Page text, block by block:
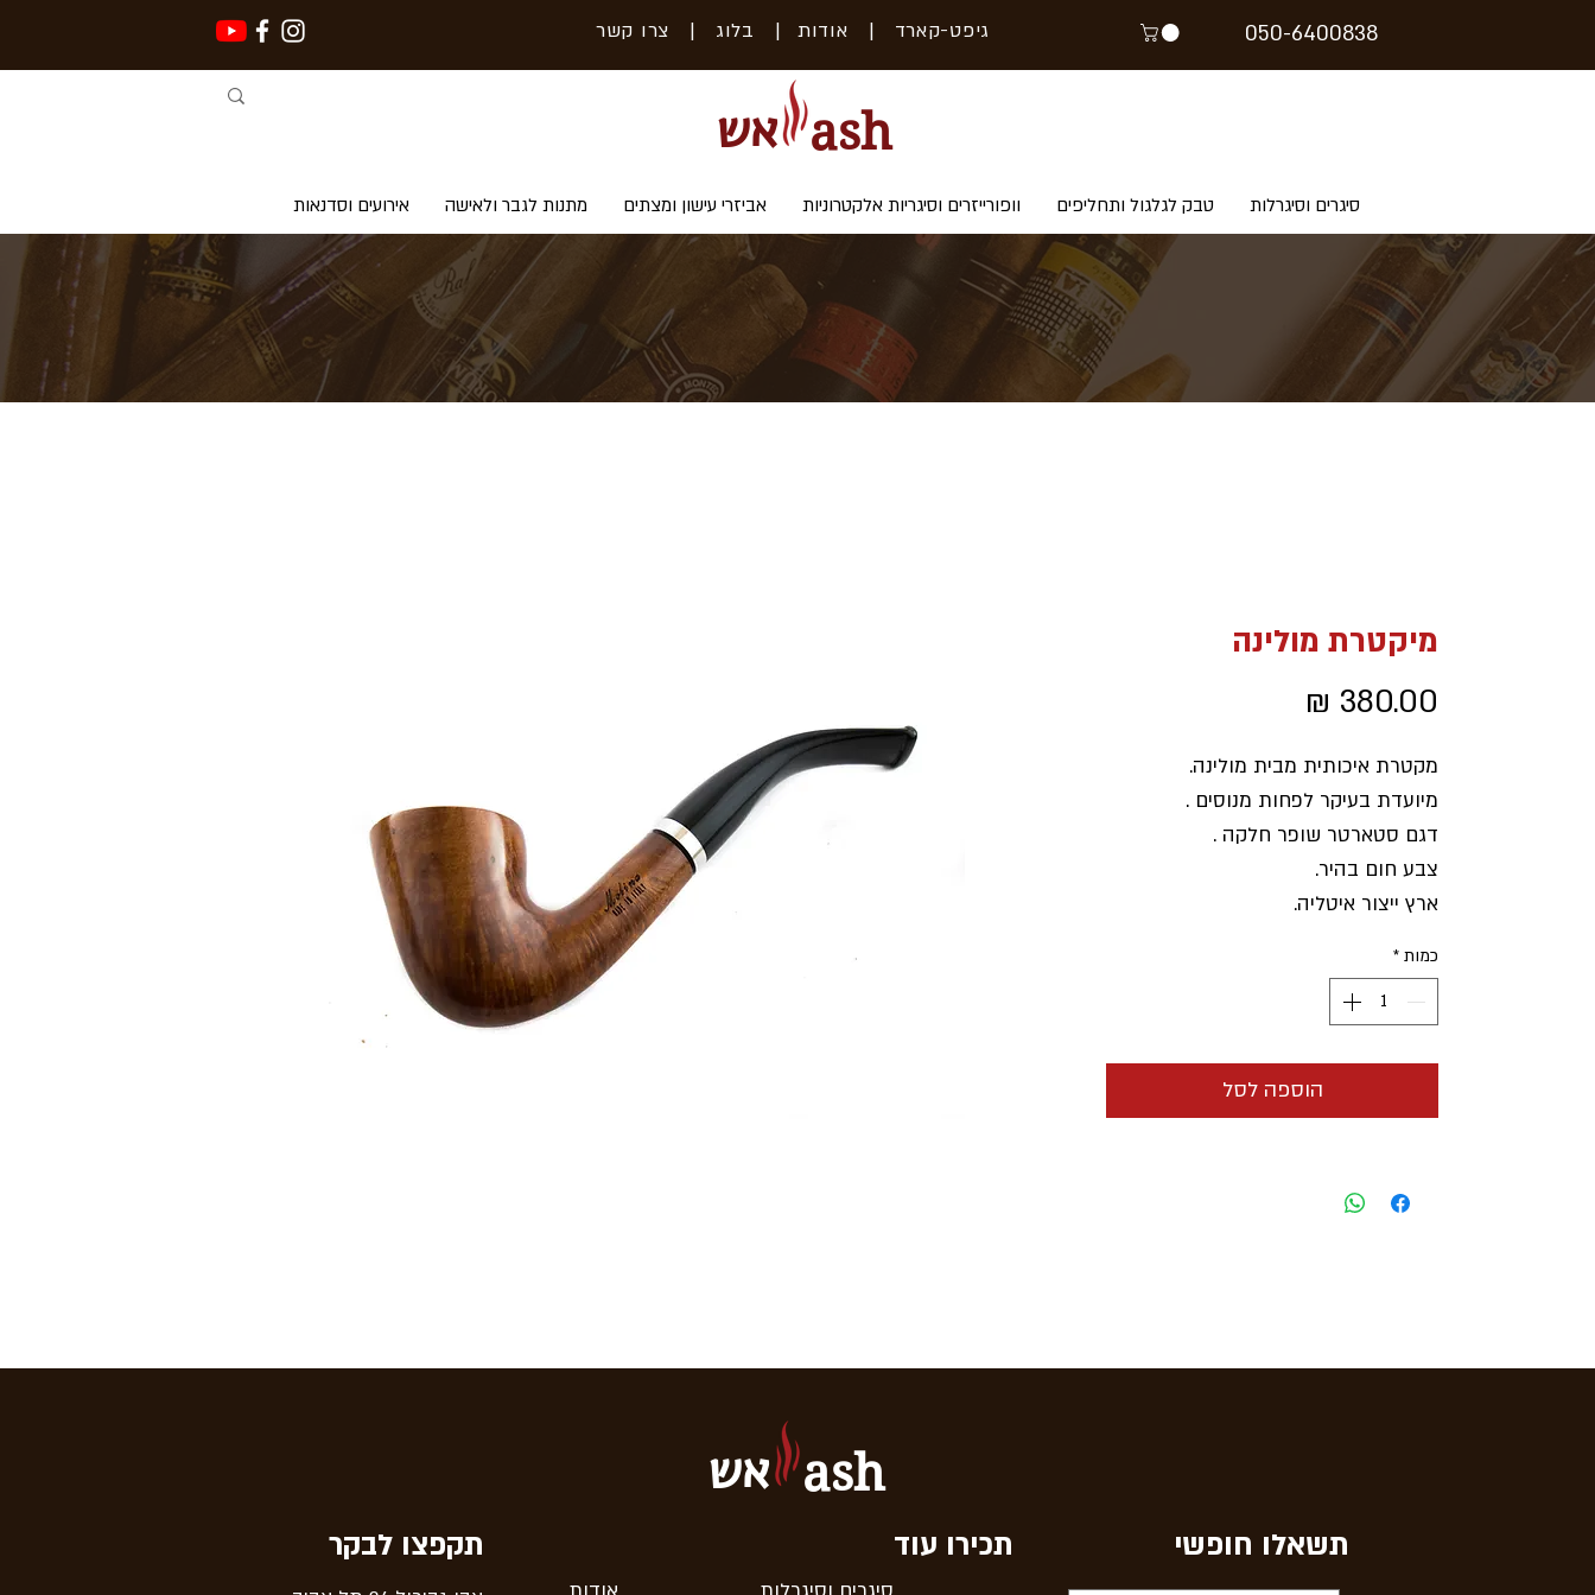
גיפט-קארד | אודות | בלוג | צרו קשר 050-6400838
אש ash
סיגרים וסיגרלות טבק לגלגול ותחליפים וופורייזרים וסיגריות אלקטרוניות אביזרי עישון ומצתים מתנות לגבר ולאישה אירועים וסדנאות
מיקטרת מולינה
מקטרת איכותית מבית מולינה.
מיועדת בעיקר לפחות מנוסים .
דגם סטארטר שופר חלקה .
צבע חום בהיר.
ארץ ייצור איטליה.
כמות *
הוספה לסל
אש ash
תקפצו לבקר תכירו עוד תשאלו חופשי